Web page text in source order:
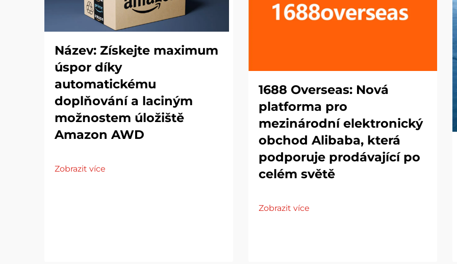
Název: Získejte maximum
úspor díky
automatickému
doplňování a laciným
možnostem úložiště
Amazon AWD
Zobrazit více
1688 Overseas: Nová
platforma pro
mezinárodní elektronický
obchod Alibaba, která
podporuje prodávající po
celém světě
Zobrazit více